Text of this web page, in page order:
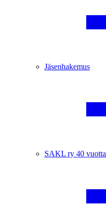
Jäsenhakemus
SAKL ry 40 vuotta